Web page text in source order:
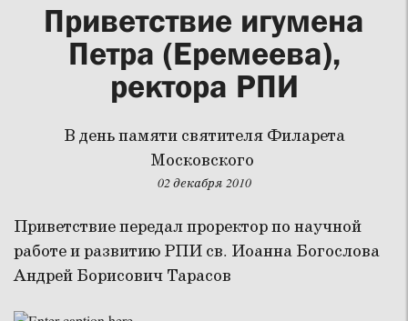
Приветствие игумена
Петра (Еремеева),
ректора РПИ
В день памяти святителя Филарета
Московского
02 декабря 2010
Приветствие передал проректор по научной
работе и развитию РПИ св. Иоанна Богослова
Андрей Борисович Тарасов